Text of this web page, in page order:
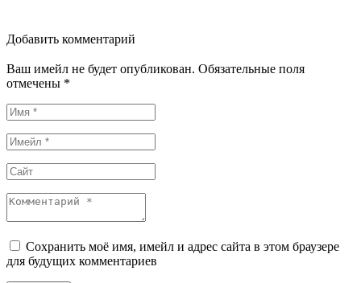
Добавить комментарий
Ваш имейл не будет опубликован. Обязательные поля
отмечены *
Сохранить моё имя, имейл и адрес сайта в этом браузере
для будущих комментариев